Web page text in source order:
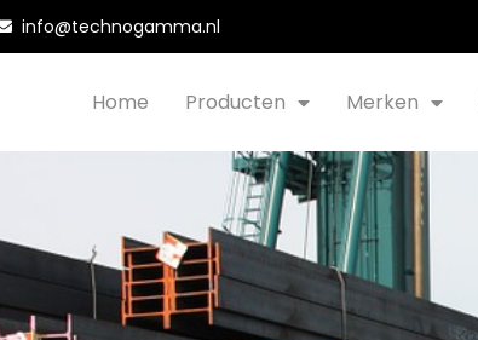
info@technogamma.nl
Home Producten Merken